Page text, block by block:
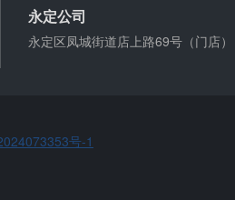
债权人就婚姻关系存续期间夫妻一方以
永定公司
永定区凤城街道店上路69号（门店）
号-1